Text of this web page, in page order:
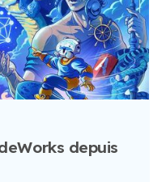
depuis